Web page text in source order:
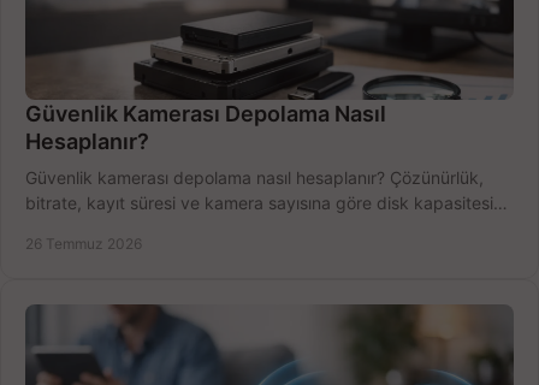
Güvenlik Kamerası Depolama Nasıl
Hesaplanır?
Güvenlik kamerası depolama nasıl hesaplanır? Çözünürlük,
bitrate, kayıt süresi ve kamera sayısına göre disk kapasitesini
26 Temmuz 2026